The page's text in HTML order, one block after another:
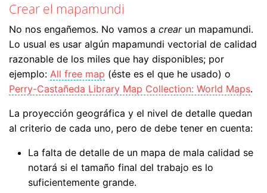
Crear el mapamundi
No nos engañemos. No vamos a crearun mapamundi.
Lo usual es usar algún mapamundi vectorial de calidad
razonable de los miles que hay disponibles; por
ejemplo: All free map (éste es el que he usado) o
Perry-Castañeda Library Map Collection: World Maps.
La proyección geográfica y el nivel de detalle quedan
al criterio de cada uno, pero de debe tener en cuenta:
La falta de detalle de un mapa de mala calidad se
notará si el tamaño final del trabajo es lo
suficientemente grande.